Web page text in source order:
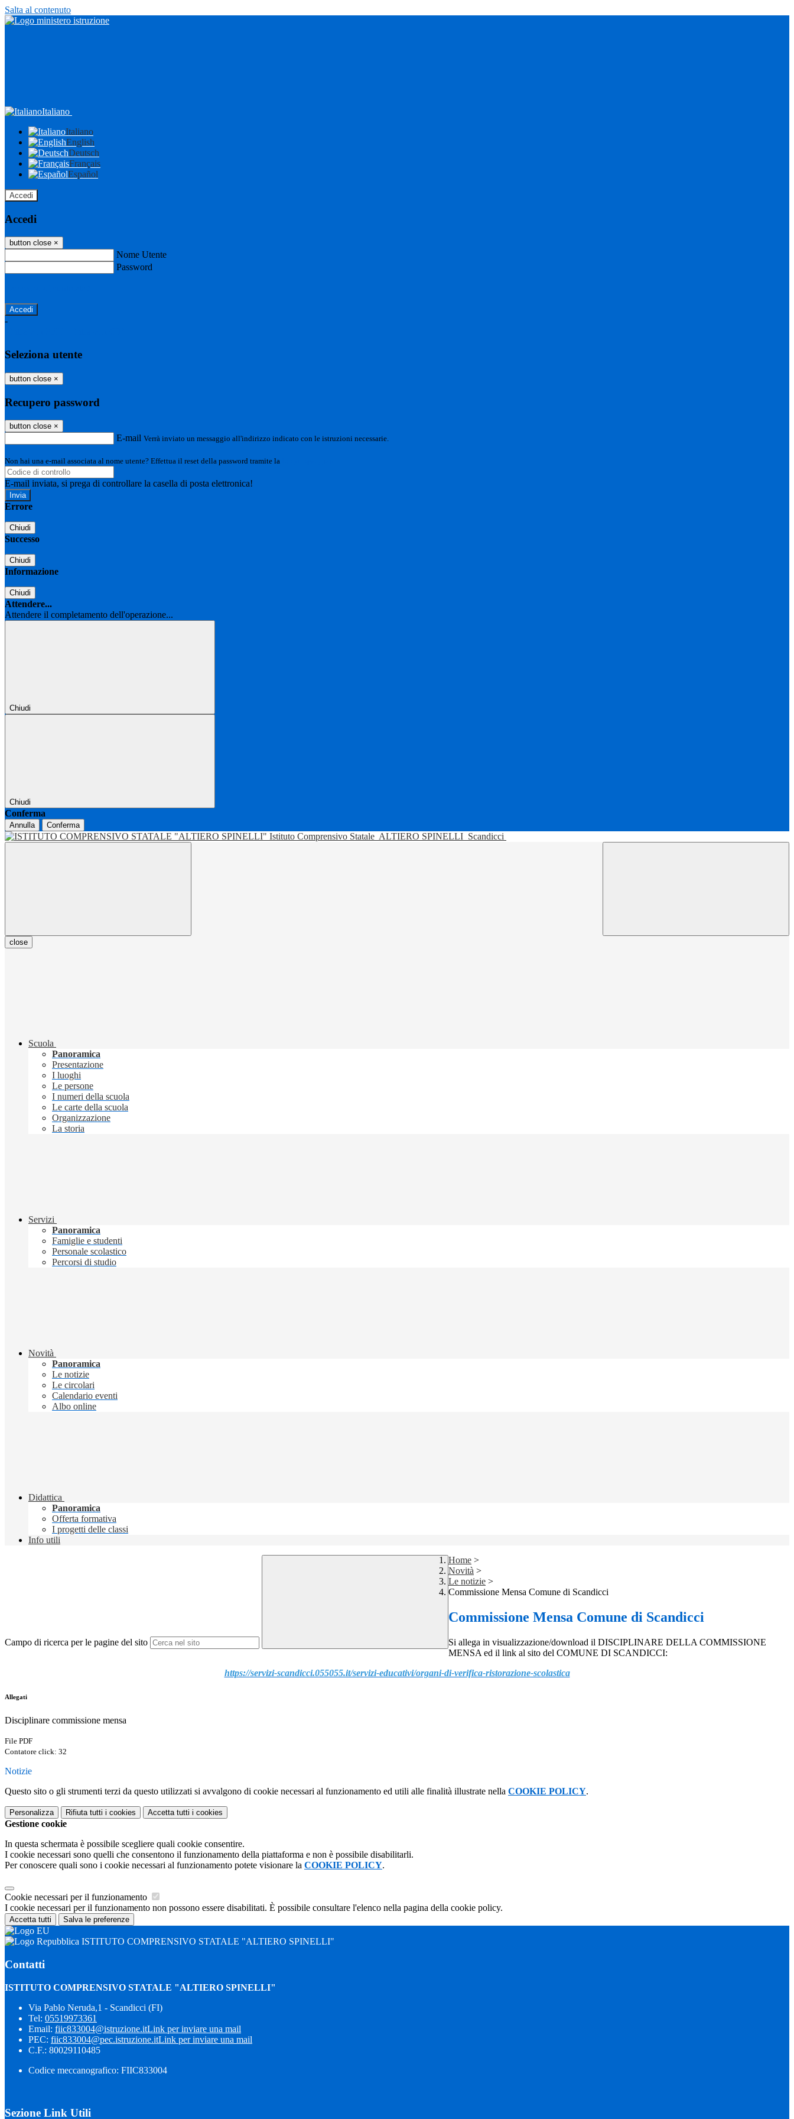
Salta al contenuto
Italiano
Italiano
English
Deutsch
Français
Español
Accedi
Accedi
button close ×
Nome Utente
Password
-
Seleziona utente
button close ×
Recupero password
button close ×
E-mail Verrà inviato un messaggio all'indirizzo indicato con le istruzioni necessarie.
Non hai una e-mail associata al nome utente? Effettua il reset della password tramite la
E-mail inviata, si prega di controllare la casella di posta elettronica!
Errore
Chiudi
Successo
Chiudi
Informazione
Chiudi
Attendere...
Attendere il completamento dell'operazione...
Chiudi
Chiudi
Conferma
Annulla Conferma
Istituto Comprensivo Statale ALTIERO SPINELLI Scandicci
close
Scuola
Panoramica
Presentazione
I luoghi
Le persone
I numeri della scuola
Le carte della scuola
Organizzazione
La storia
Servizi
Panoramica
Famiglie e studenti
Personale scolastico
Percorsi di studio
Novità
Panoramica
Le notizie
Le circolari
Calendario eventi
Albo online
Didattica
Panoramica
Offerta formativa
I progetti delle classi
Info utili
Campo di ricerca per le pagine del sito
Home >
Novità >
Le notizie >
Commissione Mensa Comune di Scandicci
Commissione Mensa Comune di Scandicci
Si allega in visualizzazione/download il DISCIPLINARE DELLA COMMISSIONE
MENSA ed il link al sito del COMUNE DI SCANDICCI:
https://servizi-scandicci.055055.it/servizi-educativi/organi-di-verifica-ristorazione-scolastica
Allegati
Disciplinare commissione mensa
File PDF
Contatore click: 32
Notizie
Questo sito o gli strumenti terzi da questo utilizzati si avvalgono di cookie necessari al funzionamento ed utili alle finalità illustrate nella COOKIE POLICY.
Personalizza Rifiuta tutti i cookies Accetta tutti i cookies
Gestione cookie
In questa schermata è possibile scegliere quali cookie consentire.
I cookie necessari sono quelli che consentono il funzionamento della piattaforma e non è possibile disabilitarli.
Per conoscere quali sono i cookie necessari al funzionamento potete visionare la COOKIE POLICY.
Cookie necessari per il funzionamento
I cookie necessari per il funzionamento non possono essere disabilitati. È possibile consultare l'elenco nella pagina della cookie policy.
Accetta tutti Salva le preferenze
ISTITUTO COMPRENSIVO STATALE "ALTIERO SPINELLI"
Contatti
ISTITUTO COMPRENSIVO STATALE "ALTIERO SPINELLI"
Via Pablo Neruda,1 - Scandicci (FI)
Tel: 05519973361
Email: fiic833004@istruzione.itLink per inviare una mail
PEC: fiic833004@pec.istruzione.itLink per inviare una mail
C.F.: 80029110485
Codice meccanografico: FIIC833004
Sezione Link Utili